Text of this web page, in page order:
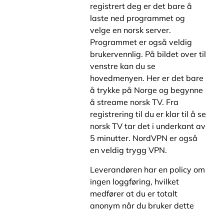
registrert deg er det bare å
laste ned programmet og
velge en norsk server.
Programmet er også veldig
brukervennlig. På bildet over til
venstre kan du se
hovedmenyen. Her er det bare
å trykke på Norge og begynne
å streame norsk TV. Fra
registrering til du er klar til å se
norsk TV tar det i underkant av
5 minutter. NordVPN er også
en veldig trygg VPN.
Leverandøren har en policy om
ingen loggføring, hvilket
medfører at du er totalt
anonym når du bruker dette